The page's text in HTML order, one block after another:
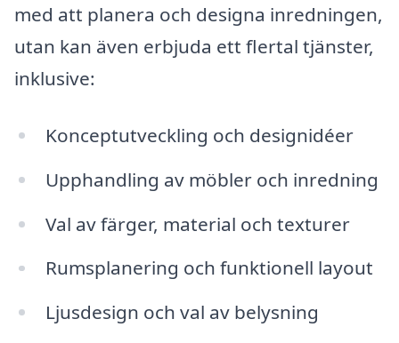
med att planera och designa inredningen,
utan kan även erbjuda ett flertal tjänster,
inklusive:
Konceptutveckling och designidéer
Upphandling av möbler och inredning
Val av färger, material och texturer
Rumsplanering och funktionell layout
Ljusdesign och val av belysning